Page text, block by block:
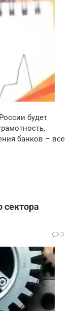
будет
банков – все
сектора
0